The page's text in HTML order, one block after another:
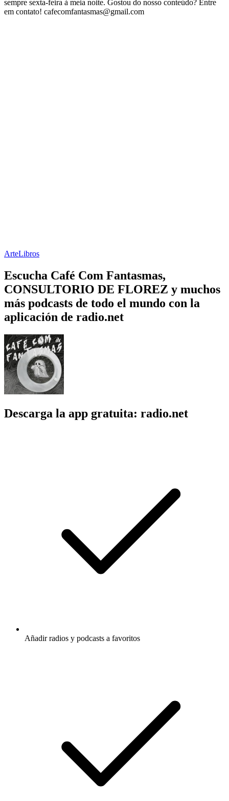
sempre sexta-feira à meia noite. Gostou do nosso conteúdo? Entre
em contato! cafecomfantasmas@gmail.com
ArteLibros
Escucha Café Com Fantasmas,
CONSULTORIO DE FLOREZ y muchos
más podcasts de todo el mundo con la
aplicación de radio.net
Descarga la app gratuita: radio.net
Añadir radios y podcasts a favoritos